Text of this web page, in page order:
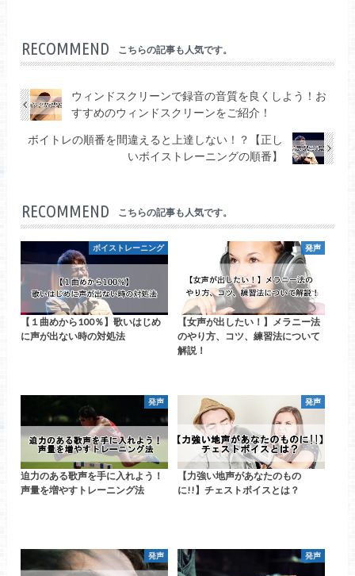
RECOMMEND こちらの記事も人気です。
ウィンドスクリーンで録音の音質を良くしよう！お
すすめのウィンドスクリーンをご紹介！
ボイトレの順番を間違えると上達しない！？【正し
いボイストレーニングの順番】
RECOMMEND こちらの記事も人気です。
ボイストレーニング
【１曲めから100％】歌いはじめ
に声が出ない時の対処法
発声
【女声が出したい！】メラニー法
のやり方、コツ、練習法について
解説！
発声
迫力のある歌声を手に入れよう！
声量を増やすトレーニング法
発声
【力強い地声があなたのもの
に!!】チェストボイスとは？
発声 発声